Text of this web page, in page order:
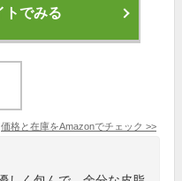
トでみる
価格と在庫をAmazonでチェック >>